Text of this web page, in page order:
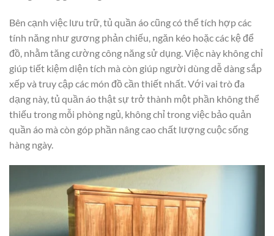
Bên cạnh việc lưu trữ, tủ quần áo cũng có thể tích hợp các
tính năng như gương phản chiếu, ngăn kéo hoặc các kệ để
đồ, nhằm tăng cường công năng sử dụng. Việc này không chỉ
giúp tiết kiệm diện tích mà còn giúp người dùng dễ dàng sắp
xếp và truy cập các món đồ cần thiết nhất. Với vai trò đa
dạng này, tủ quần áo thật sự trở thành một phần không thể
thiếu trong mỗi phòng ngủ, không chỉ trong việc bảo quản
quần áo mà còn góp phần nâng cao chất lượng cuộc sống
hàng ngày.